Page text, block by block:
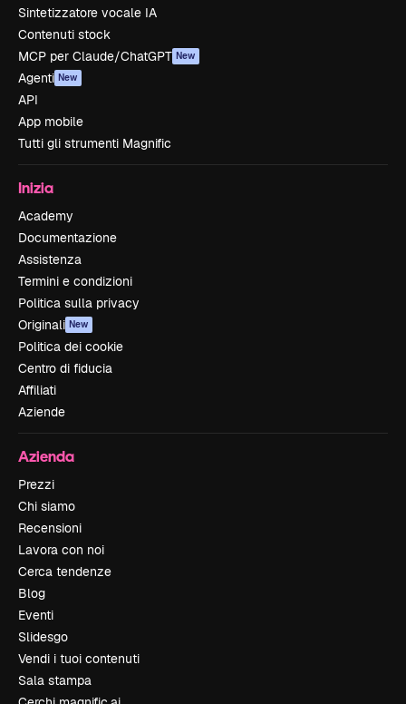
Sintetizzatore vocale IA
Contenuti stock
MCP per Claude/ChatGPT New
Agenti New
API
App mobile
Tutti gli strumenti Magnific
Inizia
Academy
Documentazione
Assistenza
Termini e condizioni
Politica sulla privacy
Originali New
Politica dei cookie
Centro di fiducia
Affiliati
Aziende
Azienda
Prezzi
Chi siamo
Recensioni
Lavora con noi
Cerca tendenze
Blog
Eventi
Slidesgo
Vendi i tuoi contenuti
Sala stampa